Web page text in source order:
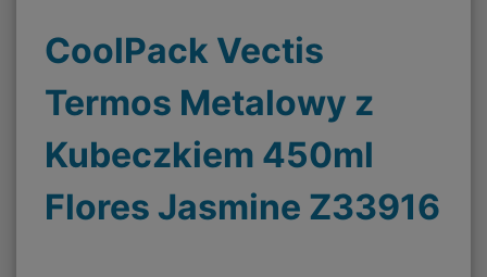
CoolPack Vectis
Termos Metalowy z
Kubeczkiem 450ml
Flores Jasmine Z33916